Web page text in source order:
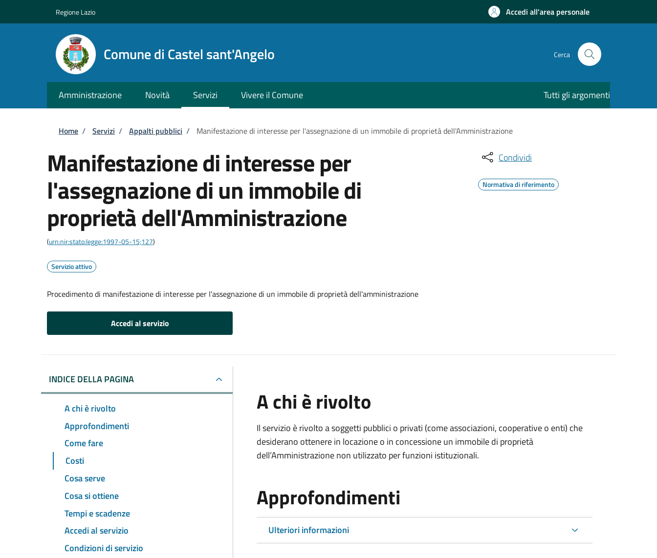
Regione Lazio Accedi all'area personale
Comune di Castel sant'Angelo Cerca
Amministrazione Novità Servizi Vivere il Comune Tutti gli argomenti
Briciole di pane
Home / Servizi / Appalti pubblici / Manifestazione di interesse per l'assegnazione di un immobile di proprietà dell'Amministrazione
Manifestazione di interesse per
l'assegnazione di un immobile di
proprietà dell'Amministrazione
(urn:nir:stato:legge:1997-05-15;127)
Servizio attivo
Procedimento di manifestazione di interesse per l'assegnazione di un immobile di proprietà dell'amministrazione
Accedi al servizio
Condividi
Normativa di riferimento
INDICE DELLA PAGINA
A chi è rivolto
Approfondimenti
Come fare
Costi
Cosa serve
Cosa si ottiene
Tempi e scadenze
Accedi al servizio
Condizioni di servizio
A chi è rivolto
Il servizio è rivolto a soggetti pubblici o privati (come associazioni, cooperative o enti) che
desiderano ottenere in locazione o in concessione un immobile di proprietà
dell’Amministrazione non utilizzato per funzioni istituzionali.
Approfondimenti
Ulteriori informazioni